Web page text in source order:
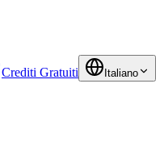
Crediti Gratuiti Italiano